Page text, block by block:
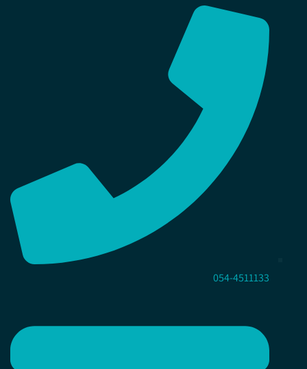
054-4511133